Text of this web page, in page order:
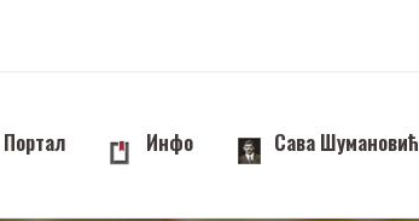
Портал Инфо Сава Шумановић